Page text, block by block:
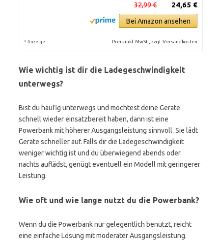
24,65 €
32,99 €
Bei Amazon ansehen
* Anzeige Preis inkl. MwSt., zzgl. Versandkosten
Wie wichtig ist dir die Ladegeschwindigkeit
unterwegs?
Bist du häufig unterwegs und möchtest deine Geräte
schnell wieder einsatzbereit haben, dann ist eine
Powerbank mit höherer Ausgangsleistung sinnvoll. Sie lädt
Geräte schneller auf. Falls dir die Ladegeschwindigkeit
weniger wichtig ist und du überwiegend abends oder
nachts auflädst, genügt eventuell ein Modell mit geringerer
Leistung.
Wie oft und wie lange nutzt du die Powerbank?
Wenn du die Powerbank nur gelegentlich benutzt, reicht
eine einfache Lösung mit moderater Ausgangsleistung.